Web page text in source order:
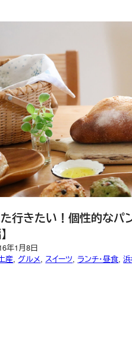
行きたい！個性的なパ
年1月8日
産, グルメ, スイーツ, ランチ・昼食,